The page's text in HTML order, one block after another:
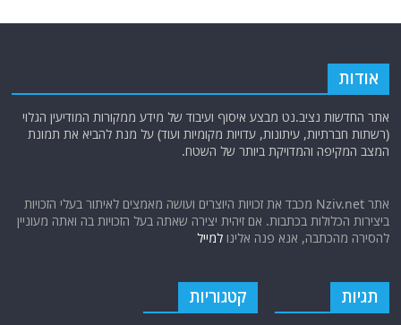
אודות
אתר החדשות נציב.נט מבצע איסוף ועיבוד של מידע ממקורות המודיעין הגלוי
(רשתות חברתיות, עיתונות, עדויות מקומיות ועוד) על מנת להביא את תמונת
המצב המקיפה והמדויקת ביותר של השטח.
אתר Nziv.net מכבד את זכויות היוצרים ועושה מאמצים לאיתור בעלי הזכויות
ביצירות הכלולות בכתבות. אם זיהית יצירה שאתה בעל הזכויות בה ואתה מעוניין
להסירה מהכתבה, אנא פנה אלינולמייל
תגיות קטגוריות